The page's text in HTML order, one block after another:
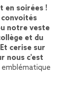
en soirées !
notre veste
et du
cerise sur
nous c'est